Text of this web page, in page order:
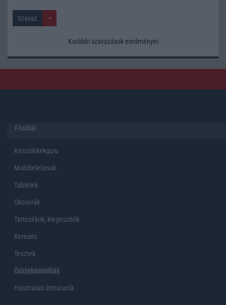
Korábbi szavazások eredményei
Főoldal
Készülékekguru
Mobiltelefonok
Tabletek
Okosórák
Tartozékok, kiegeszítők
Keresés
Tesztek
Összehasonlítás
Használati útmutatók